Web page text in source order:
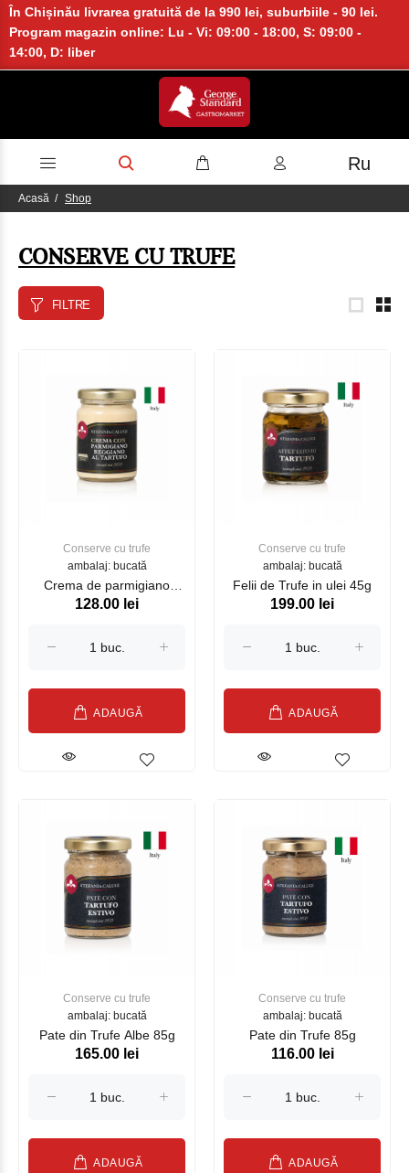
În Chișinău livrarea gratuită de la 990 lei, suburbiile - 90 lei.
Program magazin online: Lu - Vi: 09:00 - 18:00, S: 09:00 -
14:00, D: liber
Ru
Acasă Shop
CONSERVE CU TRUFE
FILTRE
Conserve cu trufe
ambalaj: bucată
Crema de parmigiano
reggiano cu trufe 90g
128.00 lei
ADAUGĂ
Conserve cu trufe
ambalaj: bucată
Felii de Trufe in ulei 45g
199.00 lei
ADAUGĂ
Conserve cu trufe
ambalaj: bucată
Pate din Trufe Albe 85g
165.00 lei
ADAUGĂ
Conserve cu trufe
ambalaj: bucată
Pate din Trufe 85g
116.00 lei
ADAUGĂ